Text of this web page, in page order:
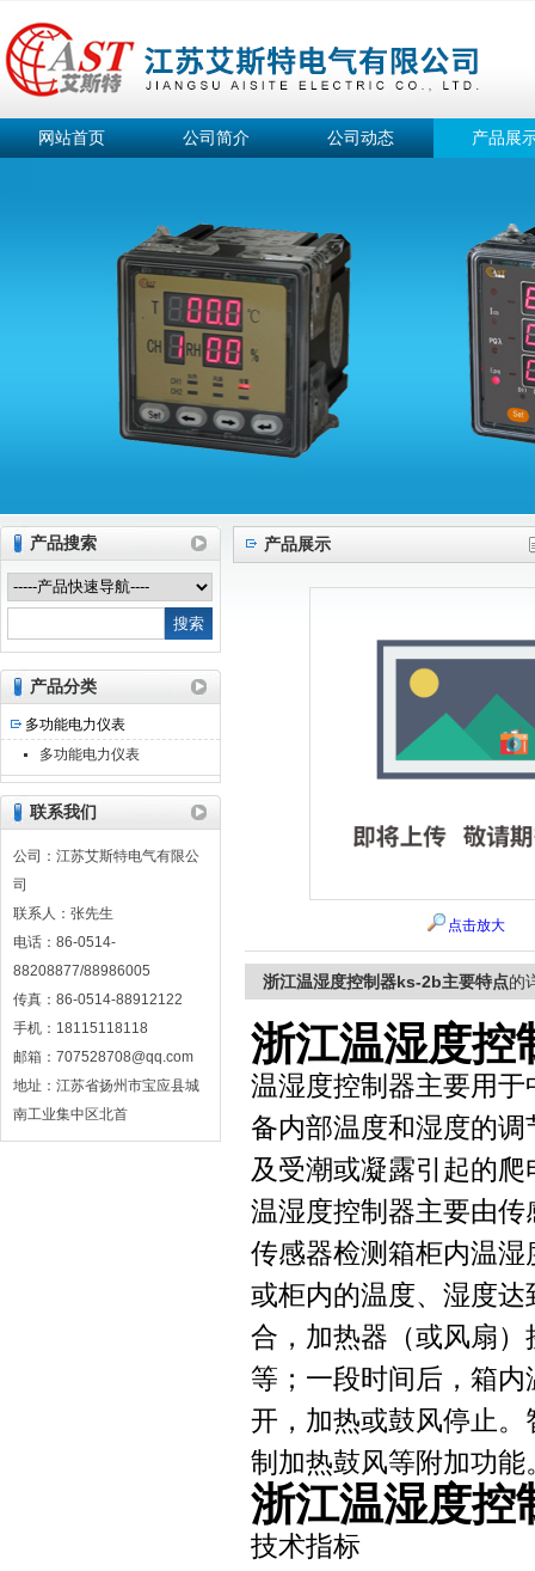
江苏艾斯特电气有限公司
网站首页 公司简介 公司动态 产品展
产品搜索
产品分类
多功能电力仪表
多功能电力仪表
联系我们
公司：江苏艾斯特电气有限公
司
联系人：张先生
电话：86-0514-
88208877/88986005
传真：86-0514-88912122
手机：18115118118
邮箱：707528708@qq.com
地址：江苏省扬州市宝应县城
南工业集中区北首
产品展示
点击放大
浙江温湿度控制器ks-2b主要特点的
浙江温湿度控
温湿度控制器主要用
备内部温度和湿度的
及受潮或凝露引起的
温湿度控制器主要由
传感器检测箱柜内温
或柜内的温度、湿度
合，加热器（或风扇
等；一段时间后，箱
开，加热或鼓风停止
制加热鼓风等附加功能
浙江温湿度控
技术指标